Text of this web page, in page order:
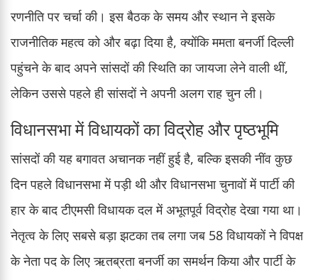
रणनीति पर चर्चा की। इस बैठक के समय और स्थान ने इसके
राजनीतिक महत्व को और बढ़ा दिया है, क्योंकि ममता बनर्जी दिल्ली
पहुंचने के बाद अपने सांसदों की स्थिति का जायजा लेने वाली थीं,
लेकिन उससे पहले ही सांसदों ने अपनी अलग राह चुन ली।
विधानसभा में विधायकों का विद्रोह और पृष्ठभूमि
सांसदों की यह बगावत अचानक नहीं हुई है, बल्कि इसकी नींव कुछ
दिन पहले विधानसभा में पड़ी थी और विधानसभा चुनावों में पार्टी की
हार के बाद टीएमसी विधायक दल में अभूतपूर्व विद्रोह देखा गया था।
नेतृत्व के लिए सबसे बड़ा झटका तब लगा जब 58 विधायकों ने विपक्ष
के नेता पद के लिए ऋतब्रता बनर्जी का समर्थन किया और पार्टी के